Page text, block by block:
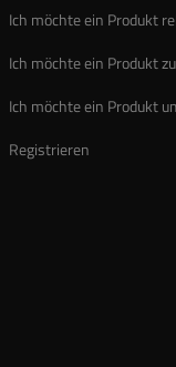
Ich möchte ein Produkt
Ich möchte ein Produkt
Ich möchte ein Produkt
Registrieren